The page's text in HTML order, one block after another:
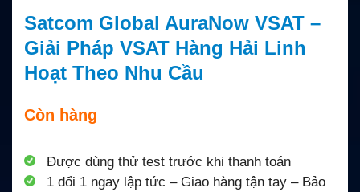
Satcom Global AuraNow VSAT –
Giải Pháp VSAT Hàng Hải Linh
Hoạt Theo Nhu Cầu
Còn hàng
Được dùng thử test trước khi thanh toán
1 đổi 1 ngay lập tức – Giao hàng tận tay – Bảo